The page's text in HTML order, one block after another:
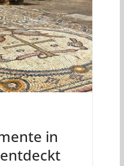
in